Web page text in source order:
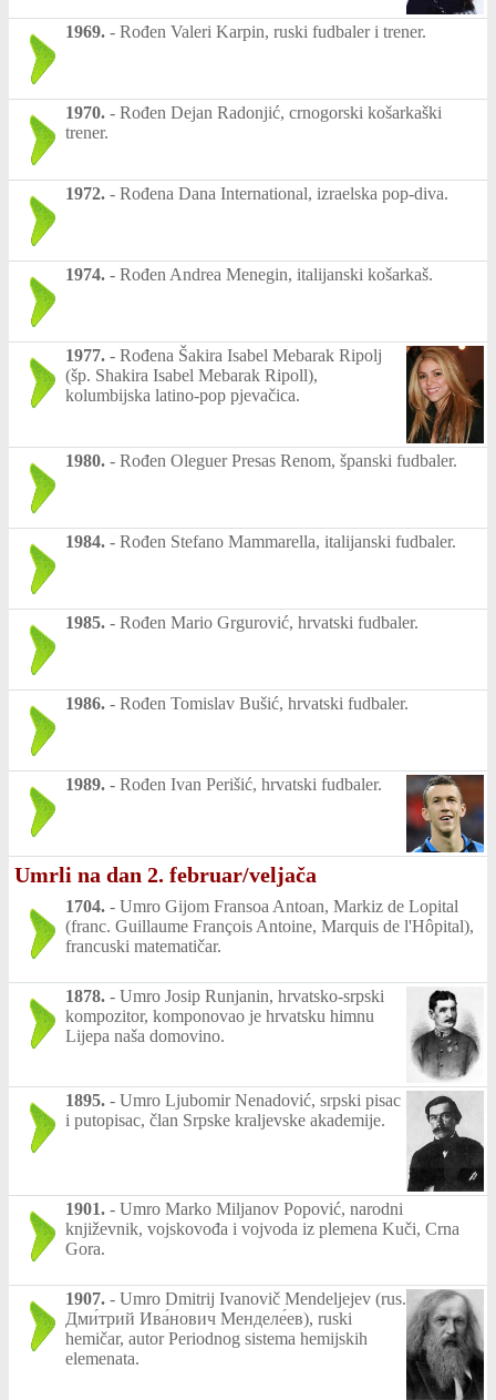
1969. - Rođen Valeri Karpin, ruski fudbaler i trener.
1970. - Rođen Dejan Radonjić, crnogorski košarkaški
trener.
1972. - Rođena Dana International, izraelska pop-diva.
1974. - Rođen Andrea Menegin, italijanski košarkaš.
1977. - Rođena Šakira Isabel Mebarak Ripolj
(šp. Shakira Isabel Mebarak Ripoll),
kolumbijska latino-pop pjevačica.
1980. - Rođen Oleguer Presas Renom, španski fudbaler.
1984. - Rođen Stefano Mammarella, italijanski fudbaler.
1985. - Rođen Mario Grgurović, hrvatski fudbaler.
1986. - Rođen Tomislav Bušić, hrvatski fudbaler.
1989. - Rođen Ivan Perišić, hrvatski fudbaler.
Umrli na dan 2. februar/veljača
1704. - Umro Gijom Fransoa Antoan, Markiz de Lopital
(franc. Guillaume François Antoine, Marquis de l'Hôpital),
francuski matematičar.
1878. - Umro Josip Runjanin, hrvatsko-srpski
kompozitor, komponovao je hrvatsku himnu
Lijepa naša domovino.
1895. - Umro Ljubomir Nenadović, srpski pisac
i putopisac, član Srpske kraljevske akademije.
1901. - Umro Marko Miljanov Popović, narodni
književnik, vojskovođa i vojvoda iz plemena Kuči, Crna
Gora.
1907. - Umro Dmitrij Ivanovič Mendeljejev (rus.
Дми́трий Ива́нович Менделе́ев), ruski
hemičar, autor Periodnog sistema hemijskih
elemenata.